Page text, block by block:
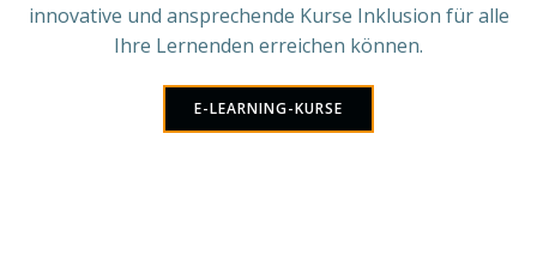
innovative und ansprechende Kurse Inklusion für alle
Ihre Lernenden erreichen können.
E-LEARNING-KURSE